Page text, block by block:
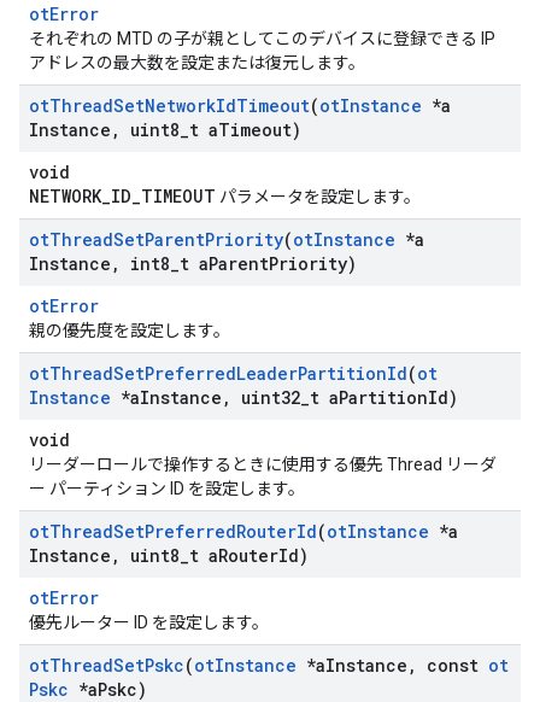
otError
それぞれの MTD の子が親としてこのデバイスに登録できる IP
アドレスの最大数を設定または復元します。
otThreadSetNetworkIdTimeout(otInstance *a
Instance , uint8 t aTimeout)
void
NETWORK_ID_TIMEOUT パラメータを設定します。
otThreadSetParentPriority(otInstance *a
Instance , int8 t aParentPriority)
otError
親の優先度を設定します。
otThreadSetPreferredLeaderPartitionId(ot
Instance *aInstance , uint32 t aPartitionId)
void
リーダーロールで操作するときに使用する優先 Thread リーダ
ー パーティション ID を設定します。
otThreadSetPreferredRouterId(otInstance *a
Instance , uint8 t aRouterId)
otError
優先ルーター ID を設定します。
otThreadSetPskc(otInstance *aInstance , const ot
Pskc *aPskc)